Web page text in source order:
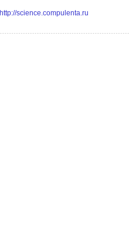
http://science.compulenta.ru